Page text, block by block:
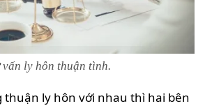
vấn ly hôn thuận tình.
thuận ly hôn với nhau thì hai bên